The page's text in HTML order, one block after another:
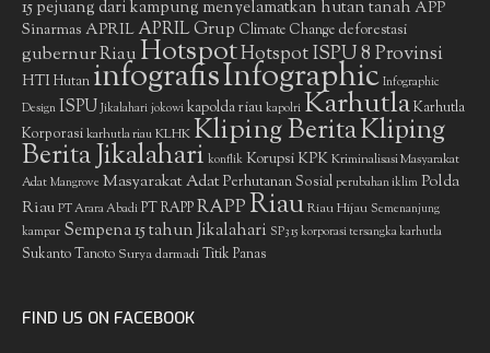
15 pejuang dari kampung menyelamatkan hutan tanah APP
Sinarmas APRIL APRIL Grup Climate Change deforestasi
gubernur RiauHotspotHotspot ISPU 8 Provinsi
HTIHutan infografisInfographic Infographic
Design ISPU Jikalahari jokowi kapolda riau kapolri KarhutlaKarhutla
Korporasikarhutla riauKLHKKliping BeritaKliping
Berita Jikalahari konflik Korupsi KPKKriminalisasi Masyarakat
Adat Mangrove Masyarakat AdatPerhutanan Sosial perubahan iklim Polda
Riau PT Arara Abadi PT RAPPRAPPRiauRiau Hijau Semenanjung
kampar Sempena 15 tahun Jikalahari SP3 15 korporasi tersangka karhutla
Sukanto Tanoto Surya darmadiTitik Panas
FIND US ON FACEBOOK